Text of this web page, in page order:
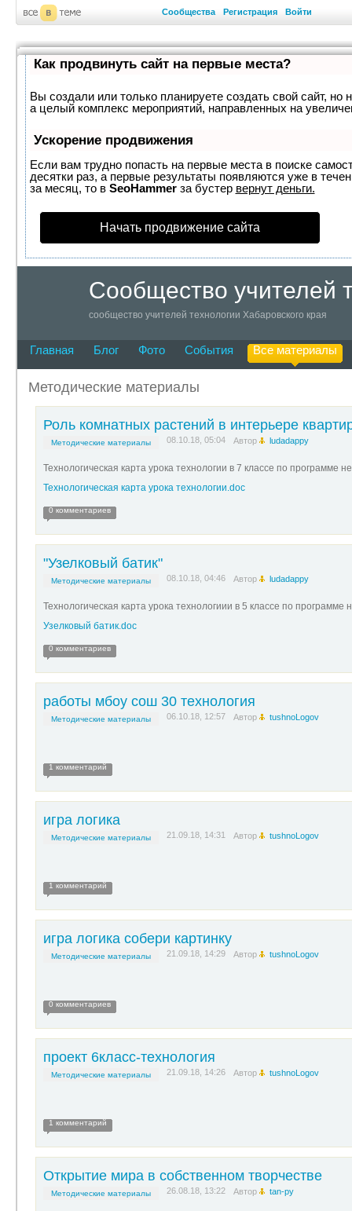
Сообщества Регистрация Войти
Как продвинуть сайт на первые места?
Вы создали или только планируете создать свой сайт, но
а целый комплекс мероприятий, направленных на
Ускорение продвижения
Если вам трудно попасть на первые места в поиске
десятки раз, а первые результаты появляются уже в
за месяц, то в SeoHammerза бустер вернут деньги.
Начать продвижение сайта
Сообщество учителей
сообщество учителей технологии Хабаровского края
Главная Блог Фото События Все материалы
Методические материалы
Роль комнатных растений в интерьере
Методические материалы 08.10.18, 05:04 Автор ludadappy
Технологическая карта урока технологии в 7 классе по программе
Технологическая карта урока технологии.doc
0 комментариев
"Узелковый батик"
Методические материалы 08.10.18, 04:46 Автор ludadappy
Технологическая карта урока технологиии в 5 классе по программе
Узелковый батик.doc
0 комментариев
работы мбоу сош 30 технология
Методические материалы 06.10.18, 12:57 Автор tushnoLogov
1 комментарий
игра логика
Методические материалы 21.09.18, 14:31 Автор tushnoLogov
1 комментарий
игра логика собери картинку
Методические материалы 21.09.18, 14:29 Автор tushnoLogov
0 комментариев
проект 6класс-технология
Методические материалы 21.09.18, 14:26 Автор tushnoLogov
1 комментарий
Открытие мира в собственном творчестве
Методические материалы 26.08.18, 13:22 Автор tan-py